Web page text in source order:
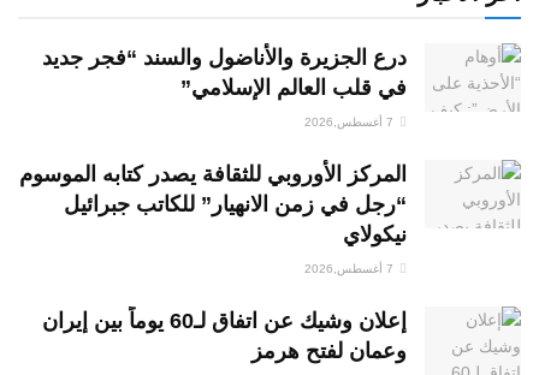
درع الجزيرة والأناضول والسند “فجر جديد
في قلب العالم الإسلامي”
المركز الأوروبي للثقافة يصدر كتابه الموسوم
“رجل في زمن الانهيار” للكاتب جبرائيل
نيكولاي
إعلان وشيك عن اتفاق لـ60 يوماً بين إيران
وعمان لفتح هرمز